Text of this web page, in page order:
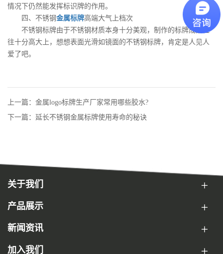
情况下仍然能发挥标识牌的作用。
四、不锈钢金属标牌高端大气上档次
不锈钢标牌由于不锈钢材质本身十分美观，制作的标牌成品往
往十分高大上，想想表面光滑如镜面的不锈钢标牌，肯定是人见人
爱了吧。
上一篇：金属logo标牌生产厂家常用哪些胶水?
下一篇：延长不锈钢金属标牌使用寿命的秘诀
关于我们
产品展示
新闻资讯
加入我们